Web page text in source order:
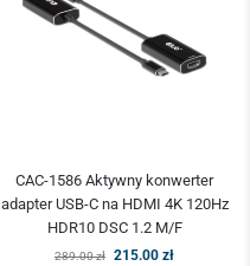
CAC-1586 Aktywny konwerter
adapter USB-C na HDMI 4K 120Hz
HDR10 DSC 1.2 M/F
289.00zł 215.00 zł